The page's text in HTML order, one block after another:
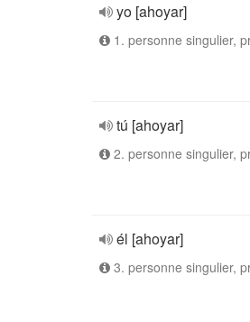
yo [ahoyar]
1. personne singulier,
tú [ahoyar]
2. personne singulier,
él [ahoyar]
3. personne singulier,